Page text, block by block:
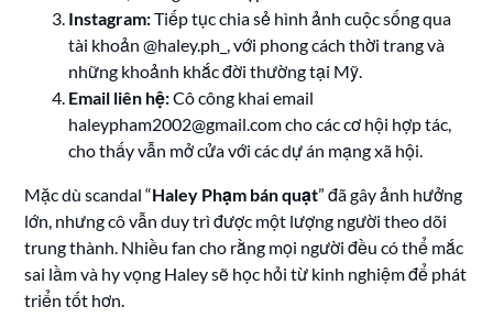
Instagram:Tiếp tục chia sẻ hình ảnh cuộc sống qua
tài khoản @haley.ph_, với phong cách thời trang và
những khoảnh khắc đời thường tại Mỹ.
Email liên hệ:Cô công khai email
haleypham2002@gmail.comcho các cơ hội hợp tác,
cho thấy vẫn mở cửa với các dự án mạng xã hội.
Mặc dù scandal “Haley Phạm bán quạt” đã gây ảnh hưởng
lớn, nhưng cô vẫn duy trì được một lượng người theo dõi
trung thành. Nhiều fan cho rằng mọi người đều có thể mắc
sai lầm và hy vọng Haley sẽ học hỏi từ kinh nghiệm để phát
triển tốt hơn.